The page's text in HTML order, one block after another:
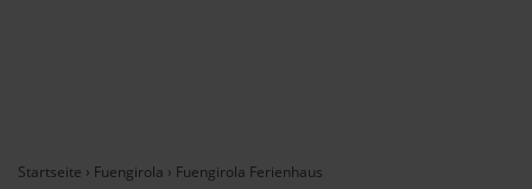
Startseite › Fuengirola › Fuengirola Ferienhaus